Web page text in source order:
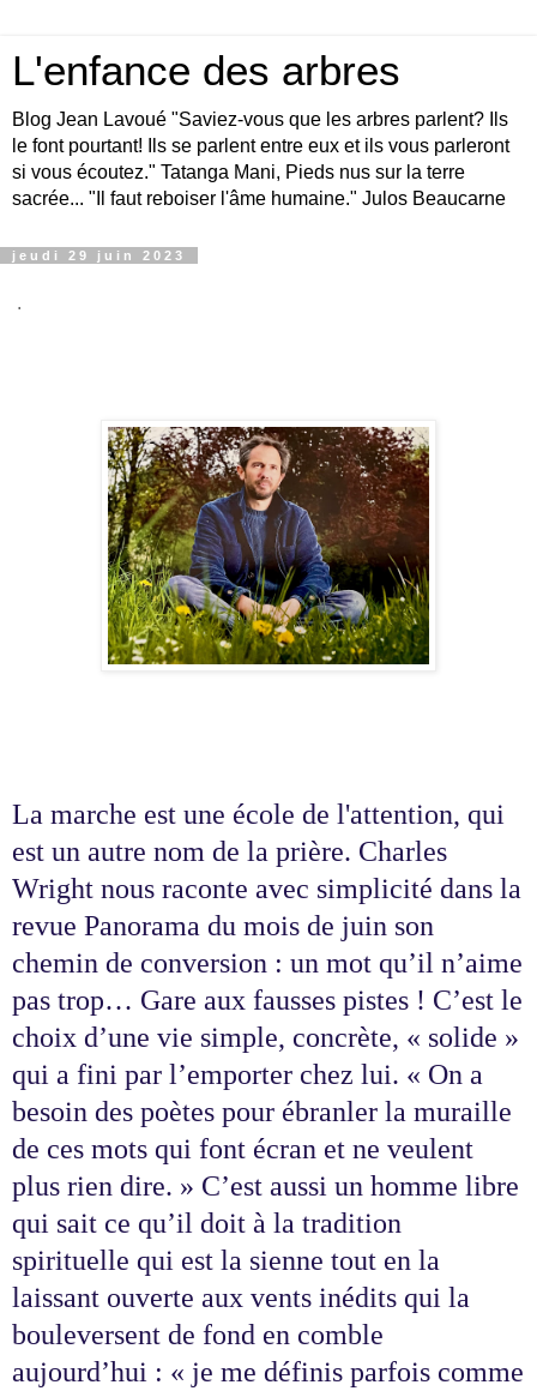
L'enfance des arbres
Blog Jean Lavoué "Saviez-vous que les arbres parlent? Ils
le font pourtant! Ils se parlent entre eux et ils vous parleront
si vous écoutez." Tatanga Mani, Pieds nus sur la terre
sacrée... "Il faut reboiser l'âme humaine." Julos Beaucarne
jeudi 29 juin 2023
.
La marche est une école de l'attention, qui
est un autre nom de la prière. Charles
Wright nous raconte avec simplicité dans la
revue Panorama du mois de juin son
chemin de conversion : un mot qu’il n’aime
pas trop… Gare aux fausses pistes ! C’est le
choix d’une vie simple, concrète, « solide »
qui a fini par l’emporter chez lui. « On a
besoin des poètes pour ébranler la muraille
de ces mots qui font écran et ne veulent
plus rien dire. » C’est aussi un homme libre
qui sait ce qu’il doit à la tradition
spirituelle qui est la sienne tout en la
laissant ouverte aux vents inédits qui la
bouleversent de fond en comble
aujourd’hui : « je me définis parfois comme